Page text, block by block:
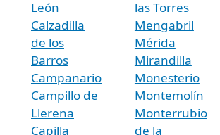
León
Calzadilla
de los
Barros
Campanario
Campillo de
Llerena
Capilla
las Torres
Mengabril
Mérida
Mirandilla
Monesterio
Montemolín
Monterrubio
de la